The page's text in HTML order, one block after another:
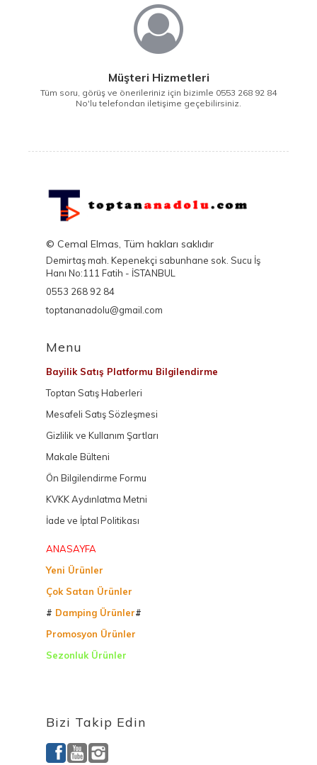
Müşteri Hizmetleri
Tüm soru, görüş ve önerileriniz için bizimle 0553 268 92 84
No'lu telefondan iletişime geçebilirsiniz.
© Cemal Elmas, Tüm hakları saklıdır
Demirtaş mah. Kepenekçi sabunhane sok. Sucu İş
Hanı No:111 Fatih - İSTANBUL
0553 268 92 84
toptananadolu@gmail.com
Menu
Bayilik Satış Platformu Bilgilendirme
Toptan Satış Haberleri
Mesafeli Satış Sözleşmesi
Gizlilik ve Kullanım Şartları
Makale Bülteni
Ön Bilgilendirme Formu
KVKK Aydınlatma Metni
İade ve İptal Politikası
ANASAYFA
Yeni Ürünler
Çok Satan Ürünler
# Damping Ürünler#
Promosyon Ürünler
Sezonluk Ürünler
Bizi Takip Edin